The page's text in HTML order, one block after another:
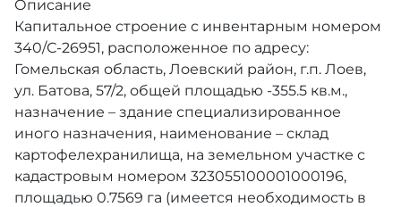
Описание
Капитальное строение с инвентарным номером
340/С-26951, расположенное по адресу:
Гомельская область, Лоевский район, г.п. Лоев,
ул. Батова, 57/2, общей площадью -355.5 кв.м.,
назначение – здание специализированное
иного назначения, наименование – склад
картофелехранилища, на земельном участке с
кадастровым номером 323055100001000196,
площадью 0.7569 га (имеется необходимость в